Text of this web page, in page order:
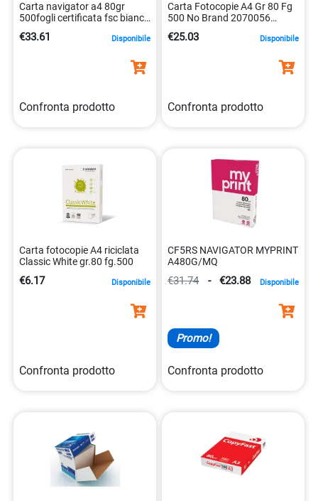
Carta navigator a4 80gr
500fogli certificata fsc bianca
5602024006102
€33.61 Disponibile
Confronta prodotto
Carta Fotocopie A4 Gr 80 Fg
500 No Brand 2070056
€25.03 Disponibile
Confronta prodotto
Carta fotocopie A4 riciclata
Classic White gr.80 fg.500
€6.17 Disponibile
Confronta prodotto
CF5RS NAVIGATOR MYPRINT
A480G/MQ
€31.74 - €23.88 Disponibile
Promo!
Confronta prodotto